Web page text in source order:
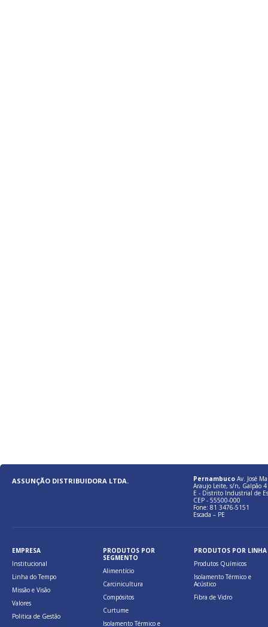
ASSUNÇÃO DISTRIBUIDORA LTDA. Pernambuco Av. José
Araujo Leite, s/n, Galpão 4
E - Distrito Industrial de
CEP - 55500-000
Fone: 81 3476-5151
Escada – PE
EMPRESA
Institucional
Linha do Tempo
Missão e Visão
Valores
Politica de Gestão
PRODUTOS POR
SEGMENTO
Alimentício
Carcinicultura
Compósitos
Curtume
Isolamento Térmico e
PRODUTOS POR LINHA
Produtos Químicos
Isolamento Térmico e
Acústico
Fibra de Vidro